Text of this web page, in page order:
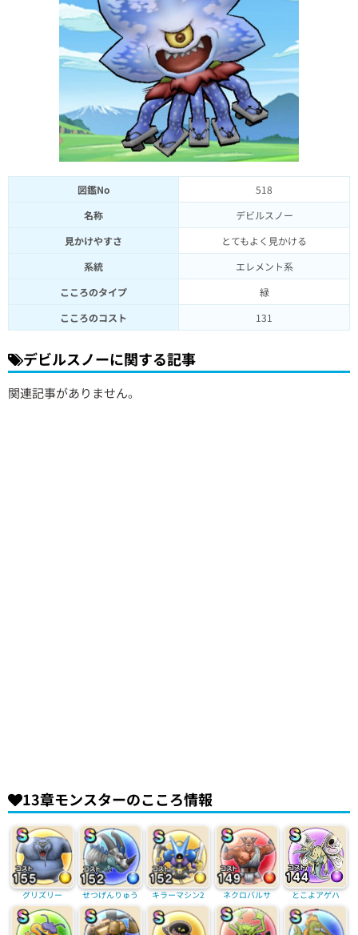
図鑑No
518
名称
デビルスノー
見かけやすさ
とてもよく見かける
系統
エレメント系
こころのタイプ
緑
こころのコスト
131
デビルスノーに関する記事
関連記事がありません。
13章モンスターのこころ情報
グリズリー せつげんりゅう キラーマシン2 ネクロバルサ とこよアゲハ